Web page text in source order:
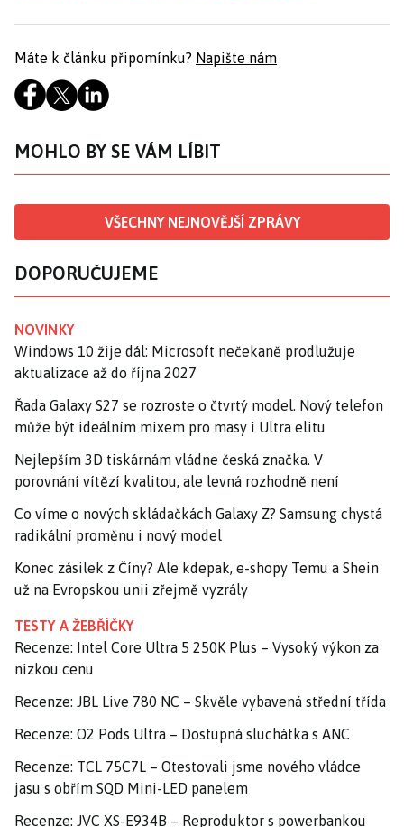
Máte k článku připomínku? Napište nám
MOHLO BY SE VÁM LÍBIT
VŠECHNY NEJNOVĚJŠÍ ZPRÁVY
DOPORUČUJEME
NOVINKY
Windows 10 žije dál: Microsoft nečekaně prodlužuje
aktualizace až do října 2027
Řada Galaxy S27 se rozroste o čtvrtý model. Nový telefon
může být ideálním mixem pro masy i Ultra elitu
Nejlepším 3D tiskárnám vládne česká značka. V
porovnání vítězí kvalitou, ale levná rozhodně není
Co víme o nových skládačkách Galaxy Z? Samsung chystá
radikální proměnu i nový model
Konec zásilek z Číny? Ale kdepak, e-shopy Temu a Shein
už na Evropskou unii zřejmě vyzrály
TESTY A ŽEBŘÍČKY
Recenze: Intel Core Ultra 5 250K Plus – Vysoký výkon za
nízkou cenu
Recenze: JBL Live 780 NC – Skvěle vybavená střední třída
Recenze: O2 Pods Ultra – Dostupná sluchátka s ANC
Recenze: TCL 75C7L – Otestovali jsme nového vládce
jasu s obřím SQD Mini-LED panelem
Recenze: JVC XS-E934B – Reproduktor s powerbankou